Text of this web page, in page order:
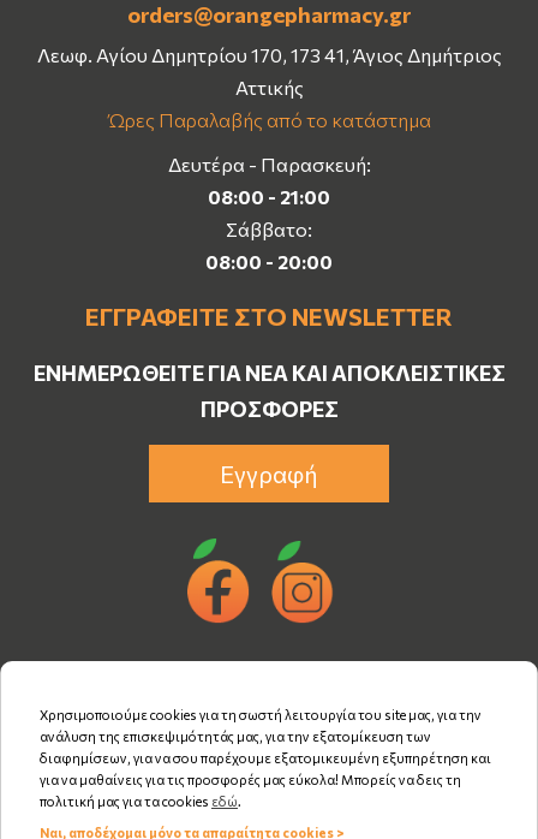
orders@orangepharmacy.gr
Λεωφ. Αγίου Δημητρίου 170, 173 41, Άγιος Δημήτριος
Αττικής
Ώρες Παραλαβής από το κατάστημα
Δευτέρα - Παρασκευή:
08:00 - 21:00
Σάββατο:
08:00 - 20:00
ΕΓΓΡΑΦΕΊΤΕ ΣΤΟ NEWSLETTER
ΕΝΗΜΕΡΩΘΕΊΤΕ ΓΙΑ ΝΈΑ ΚΑΙ ΑΠΟΚΛΕΙΣΤΙΚΈΣ
ΠΡΟΣΦΟΡΈΣ
Εγγραφή
Χρησιμοποιούμε cookies για τη σωστή λειτουργία του site μας, για την
ανάλυση της επισκεψιμότητάς μας, για την εξατομίκευση των
διαφημίσεων, για να σου παρέχουμε εξατομικευμένη εξυπηρέτηση και
για να μαθαίνεις για τις προσφορές μας εύκολα! Μπορείς να δεις τη
πολιτική μας για τα cookies εδώ.
Ναι, αποδέχομαι μόνο τα απαραίτητα cookies >